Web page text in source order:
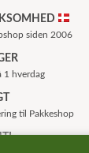
siden 2006
1 hverdag
til Pakkeshop